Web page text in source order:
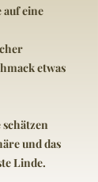
eine
etwas
und das
Linde.